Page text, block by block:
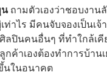
ถามตัวเองว่าชอบงา
ไร มีคนจับจองเป็นเ
ปินคนอื่นๆ ที่ทำใกล้เ
าเองต้องทำการบ้าน
นในอนาคต